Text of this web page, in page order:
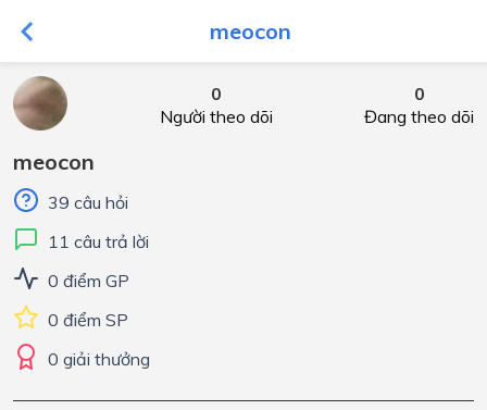
meocon
0
Người theo dõi
0
Đang theo dõi
meocon
39 câu hỏi
11 câu trả lời
0 điểm GP
0 điểm SP
0 giải thưởng